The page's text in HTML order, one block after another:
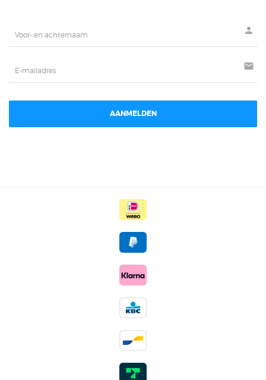
person
mail
AANMELDEN